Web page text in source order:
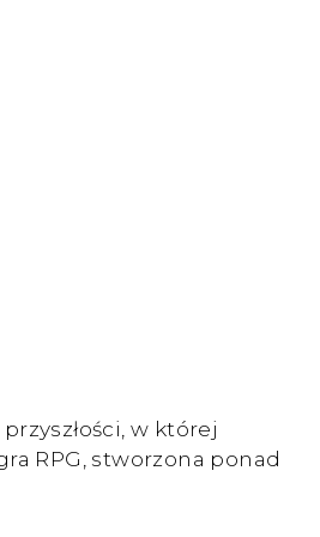
w której
RPG, stworzona ponad